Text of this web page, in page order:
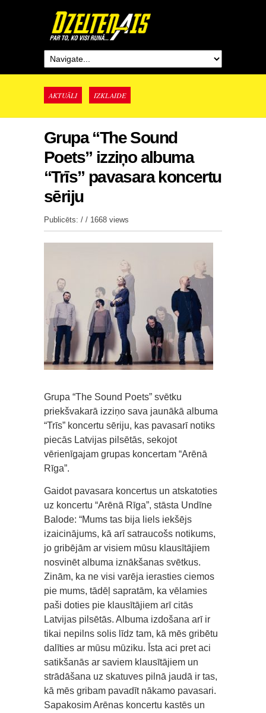
AKTUĀLI IZKLAIDE
Grupa “The Sound
Poets” izziņo albuma
“Trīs” pavasara koncertu
sēriju
Publicēts: / / 1668 views
Grupa “The Sound Poets” svētku
priekšvakarā izziņo sava jaunākā albuma
“Trīs” koncertu sēriju, kas pavasarī notiks
piecās Latvijas pilsētās, sekojot
vērienīgajam grupas koncertam “Arēnā
Rīga”.
Gaidot pavasara koncertus un atskatoties
uz koncertu “Arēnā Rīga”, stāsta Undīne
Balode: “Mums tas bija liels iekšējs
izaicinājums, kā arī satraucošs notikums,
jo gribējām ar visiem mūsu klausītājiem
nosvinēt albuma iznākšanas svētkus.
Zinām, ka ne visi varēja ierasties ciemos
pie mums, tādēļ sapratām, ka vēlamies
paši doties pie klausītājiem arī citās
Latvijas pilsētās. Albuma izdošana arī ir
tikai nepilns solis līdz tam, kā mēs gribētu
dalīties ar mūsu mūziku. Īsta aci pret aci
satikšanās ar saviem klausītājiem un
strādāšana uz skatuves pilnā jaudā ir tas,
kā mēs gribam pavadīt nākamo pavasari.
Sapakosim Arēnas koncertu kastēs un